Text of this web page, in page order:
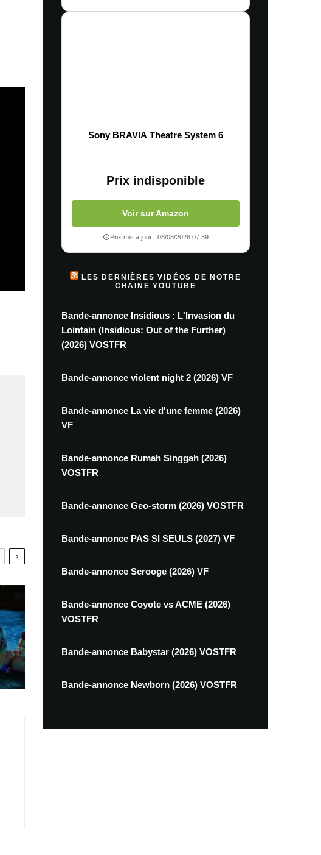
Sony BRAVIA Theatre System 6
Prix indisponible
Voir sur Amazon
Prix mis à jour : 08/08/2026 07:39
LES DERNIÈRES VIDÉOS DE NOTRE
CHAINE YOUTUBE
Bande-annonce Insidious : L'Invasion du
Lointain (Insidious: Out of the Further)
(2026) VOSTFR
Bande-annonce violent night 2 (2026) VF
Bande-annonce La vie d'une femme (2026)
VF
Bande-annonce Rumah Singgah (2026)
VOSTFR
Bande-annonce Geo-storm (2026) VOSTFR
Bande-annonce PAS SI SEULS (2027) VF
Bande-annonce Scrooge (2026) VF
Bande-annonce Coyote vs ACME (2026)
VOSTFR
Bande-annonce Babystar (2026) VOSTFR
Bande-annonce Newborn (2026) VOSTFR